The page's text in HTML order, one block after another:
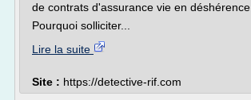
de contrats d'assurance vie en déshérence.
Pourquoi solliciter...
Lire la suite
Site : https://detective-rif.com